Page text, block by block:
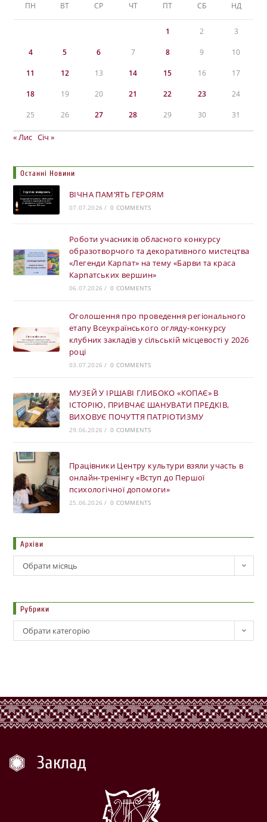
ПН ВТ СР ЧТ ПТ СБ НД
1 2 3
4 5 6 7 8 9 10
11 12 13 14 15 16 17
18 19 20 21 22 23 24
25 26 27 28 29 30 31
« Лис Січ »
Останні Новини
ВІЧНА ПАМ’ЯТЬ ГЕРОЯМ
07.07.2026 / 0 COMMENTS
Роботи учасників обласного конкурсу
образотворчого та декоративного мистецтва
«Легенди Карпат» на тему «Барви та краса
Карпатських вершин»
06.07.2026 / 0 COMMENTS
Оголошення про проведення регіонального
етапу Всеукраїнського огляду-конкурсу
клубних закладів у сільській місцевості у 2026
році
03.07.2026 / 0 COMMENTS
МУЗЕЙ У ІРШАВІ ГЛИБОКО «КОПАЄ» В
ІСТОРІЮ, ПРИВЧАЄ ШАНУВАТИ ПРЕДКІВ,
ВИХОВУЄ ПОЧУТТЯ ПАТРІОТИЗМУ
29.06.2026 / 0 COMMENTS
Працівники Центру культури взяли участь в
онлайн-тренінгу «Вступ до Першої
психологічної допомоги»
25.06.2026 / 0 COMMENTS
Архіви
Обрати місяць
Рубрики
Обрати категорію
Заклад